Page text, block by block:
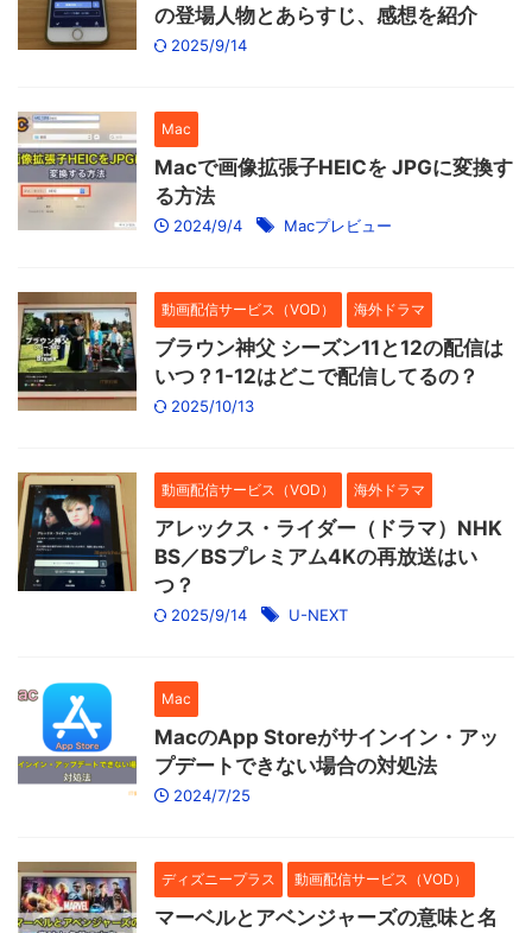
の登場人物とあらすじ、感想を紹介
2025/9/14
Mac
Macで画像拡張子HEICを JPGに変換す
る方法
2024/9/4 Macプレビュー
動画配信サービス（VOD） 海外ドラマ
ブラウン神父 シーズン11と12の配信は
いつ？1-12はどこで配信してるの？
2025/10/13
動画配信サービス（VOD） 海外ドラマ
アレックス・ライダー（ドラマ）NHK
BS／BSプレミアム4Kの再放送はい
つ？
2025/9/14 U-NEXT
Mac
MacのApp Storeがサインイン・アッ
プデートできない場合の対処法
2024/7/25
ディズニープラス 動画配信サービス（VOD）
マーベルとアベンジャーズの意味と名